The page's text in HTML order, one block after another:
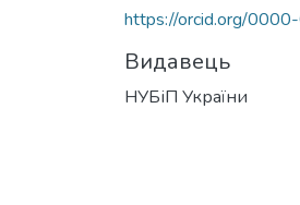
https://orcid.org/
Видавець
НУБіП України